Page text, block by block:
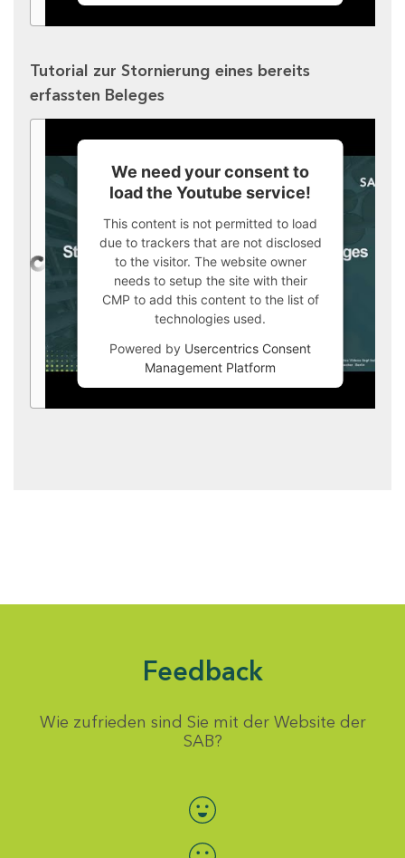
Tutorial zur Stornierung eines bereits
erfassten Beleges
We need your consent to
load the Youtube service!
This content is not permitted to load
due to trackers that are not disclosed
to the visitor. The website owner
needs to setup the site with their
CMP to add this content to the list of
technologies used.
Powered by Usercentrics Consent
Management Platform
Feedback
Wie zufrieden sind Sie mit der Website der
SAB?
Bewertung auswählen